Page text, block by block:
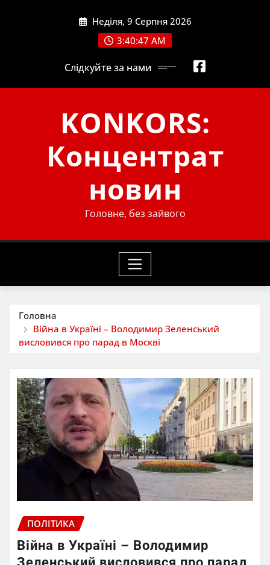
Неділя, 9 Серпня 2026
3:40:48 AM
Слідкуйте за нами
KONKORS:
Концентрат
новин
Головне, без зайвого
Головна
Війна в Україні – Володимир Зеленський
висловився про парад в Москві
ПОЛІТИКА
Війна в Україні – Володимир